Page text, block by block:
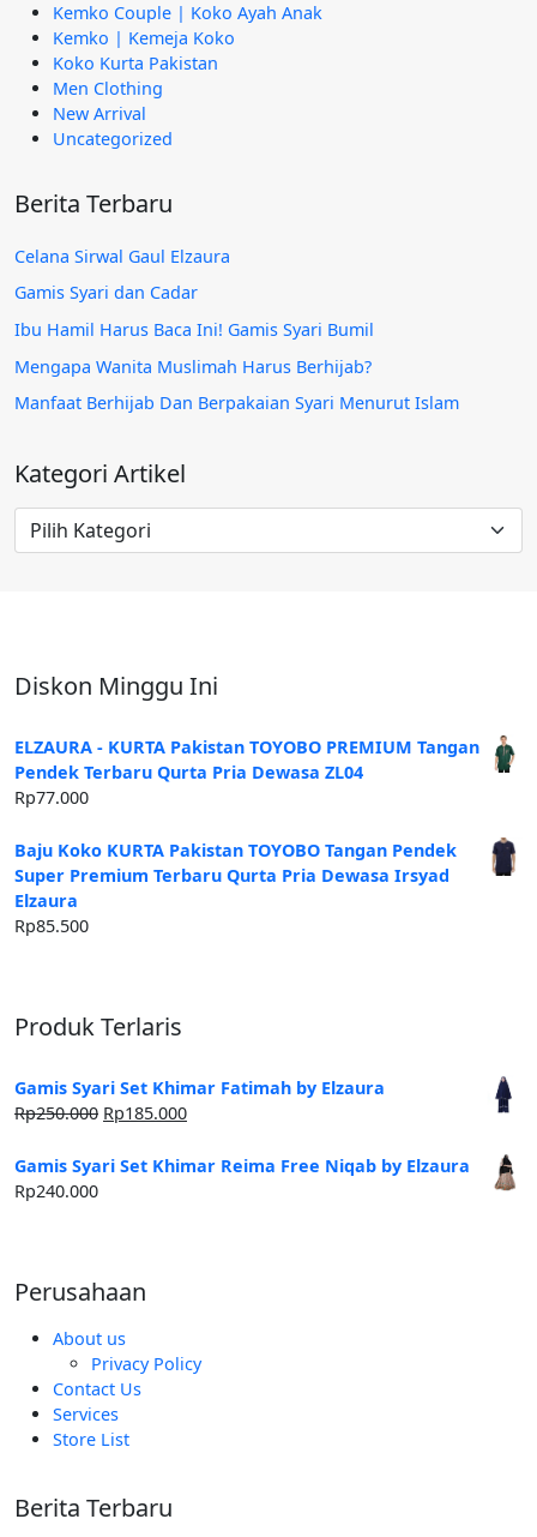
Kemko Couple | Koko Ayah Anak
Kemko | Kemeja Koko
Koko Kurta Pakistan
Men Clothing
New Arrival
Uncategorized
Berita Terbaru
Celana Sirwal Gaul Elzaura
Gamis Syari dan Cadar
Ibu Hamil Harus Baca Ini! Gamis Syari Bumil
Mengapa Wanita Muslimah Harus Berhijab?
Manfaat Berhijab Dan Berpakaian Syari Menurut Islam
Kategori Artikel
Kategori
Artikel
Diskon Minggu Ini
ELZAURA - KURTA Pakistan TOYOBO PREMIUM Tangan
Pendek Terbaru Qurta Pria Dewasa ZL04
Rp77.000
Baju Koko KURTA Pakistan TOYOBO Tangan Pendek
Super Premium Terbaru Qurta Pria Dewasa Irsyad
Elzaura
Rp85.500
Produk Terlaris
Gamis Syari Set Khimar Fatimah by Elzaura
Rp250.000 Harga
adalah:
Rp185.000Harga
ini
Gamis Syari Set Khimar Reima Free Niqab by Elzaura
Rp240.000
Perusahaan
About us
Privacy Policy
Contact Us
Services
Store List
Berita Terbaru